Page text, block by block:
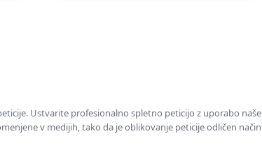
Ustvarite profesionalno spletno peticijo z uporabo naše
v medijih, tako da je oblikovanje peticije odličen način